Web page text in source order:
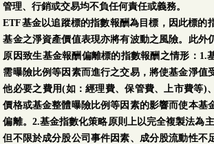
管理、行銷或交易均不負任何責任或義務。
ETF基金以追蹤標的指數報酬為目標，因此標的
基金之淨資產價值表現亦將有波動之風險。此外
原因致生基金報酬偏離標的指數報酬之情形：1.
需曝險比例等因素而進行之交易，將使基金淨值
他必要之費用(如：經理費、保管費、上市費等)
價格或基金整體曝險比例等因素的影響而使本基
偏離。2.基金指數化策略原則上以完全複製法為
但不限於成分股公司事件因素、成分股流動性不